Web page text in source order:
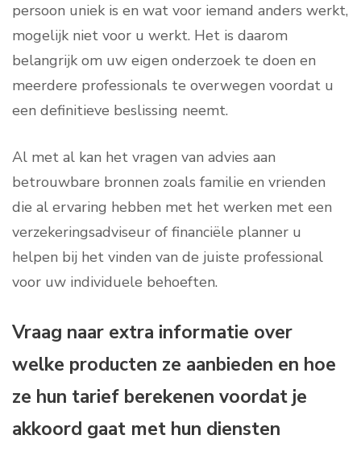
persoon uniek is en wat voor iemand anders werkt,
mogelijk niet voor u werkt. Het is daarom
belangrijk om uw eigen onderzoek te doen en
meerdere professionals te overwegen voordat u
een definitieve beslissing neemt.
Al met al kan het vragen van advies aan
betrouwbare bronnen zoals familie en vrienden
die al ervaring hebben met het werken met een
verzekeringsadviseur of financiële planner u
helpen bij het vinden van de juiste professional
voor uw individuele behoeften.
Vraag naar extra informatie over
welke producten ze aanbieden en hoe
ze hun tarief berekenen voordat je
akkoord gaat met hun diensten